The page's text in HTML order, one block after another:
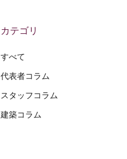
カテゴリ
すべて
代表者コラム
スタッフコラム
建築コラム